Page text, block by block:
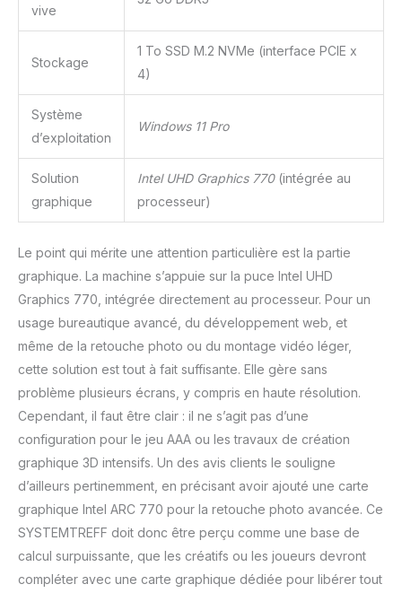
vive
Stockage
1 To SSD M.2 NVMe (interface PCIE x
4)
Système
d’exploitation
Windows 11 Pro
Solution
graphique
Intel UHD Graphics 770(intégrée au
processeur)
Le point qui mérite une attention particulière est la partie
graphique. La machine s’appuie sur la puce Intel UHD
Graphics 770, intégrée directement au processeur. Pour un
usage bureautique avancé, du développement web, et
même de la retouche photo ou du montage vidéo léger,
cette solution est tout à fait suffisante. Elle gère sans
problème plusieurs écrans, y compris en haute résolution.
Cependant, il faut être clair : il ne s’agit pas d’une
configuration pour le jeu AAA ou les travaux de création
graphique 3D intensifs. Un des avis clients le souligne
d’ailleurs pertinemment, en précisant avoir ajouté une carte
graphique Intel ARC 770 pour la retouche photo avancée. Ce
SYSTEMTREFF doit donc être perçu comme une base de
calcul surpuissante, que les créatifs ou les joueurs devront
compléter avec une carte graphique dédiée pour libérer tout